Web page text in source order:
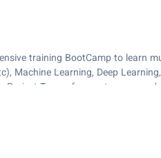
communication level between
training BootCamp to learn
Machine Learning, Deep
Project Tawwaf, an autonomous